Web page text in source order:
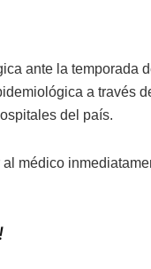
ante la temporada
a través
del país.
médico